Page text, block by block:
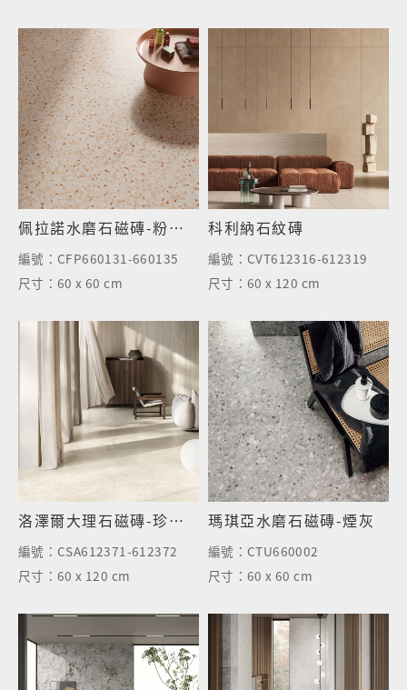
佩拉諾水磨石磁磚-粉彩橘
編號： CFP660131-660135
尺寸：60 x 60 cm
科利納石紋磚
編號： CVT612316-612319
尺寸：60 x 120 cm
洛澤爾大理石磁磚-珍珠米-霧面
編號： CSA612371-612372
尺寸：60 x 120 cm
瑪琪亞水磨石磁磚-煙灰
編號： CTU660002
尺寸：60 x 60 cm